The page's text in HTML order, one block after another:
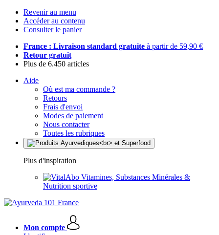
Revenir au menu
Accéder au contenu
Consulter le panier
France : Livraison standard gratuite à partir de 59,90 €
Retour gratuit
Plus de 6.450 articles
Aide
Où est ma commande ?
Retours
Frais d'envoi
Modes de paiement
Nous contacter
Toutes les rubriques
Plus d'inspiration
Vitamines, Substances Minérales &
Nutrition sportive
Mon compte